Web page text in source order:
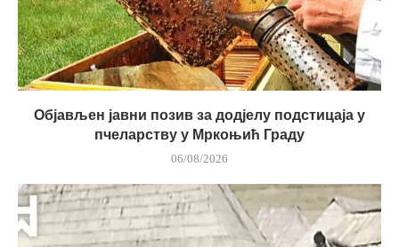
Објављен јавни позив за додјелу подстицаја у
пчеларству у Мркоњић Граду
06/08/2026